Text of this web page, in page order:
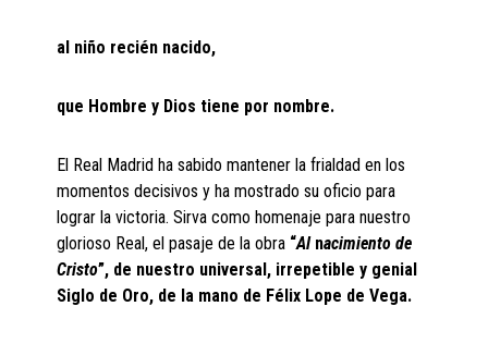
al niño recién nacido,
que Hombre y Dios tiene por nombre.
El Real Madrid ha sabido mantener la frialdad en los
momentos decisivos y ha mostrado su oficio para
lograr la victoria. Sirva como homenaje para nuestro
glorioso Real, el pasaje de la obra “Alnacimiento de
Cristo”, de nuestro universal, irrepetible y genial
Siglo de Oro, de la mano de Félix Lope de Vega.